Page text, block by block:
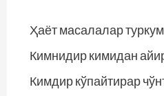
Ҳаёт масалалар
Кимнидир кимидан
Кимдир кўпайтирар